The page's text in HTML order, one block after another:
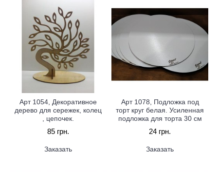
Арт 1054, Декоративное
дерево для сережек, колец
, цепочек.
85 грн.
Заказать
Арт 1078, Подложка под
торт круг белая. Усиленная
подложка для торта 30 см
24 грн.
Заказать